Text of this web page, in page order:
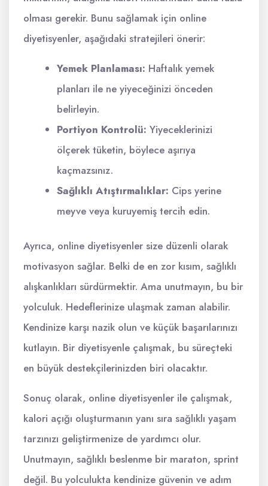
olması gerekir. Bunu sağlamak için online
diyetisyenler, aşağıdaki stratejileri önerir:
Yemek Planlaması: Haftalık yemek
planları ile ne yiyeceğinizi önceden
belirleyin.
Portiyon Kontrolü: Yiyeceklerinizi
ölçerek tüketin, böylece aşırıya
kaçmazsınız.
Sağlıklı Atıştırmalıklar: Cips yerine
meyve veya kuruyemiş tercih edin.
Ayrıca, online diyetisyenler size düzenli olarak
motivasyon sağlar. Belki de en zor kısım, sağlıklı
alışkanlıkları sürdürmektir. Ama unutmayın, bu bir
yolculuk. Hedeflerinize ulaşmak zaman alabilir.
Kendinize karşı nazik olun ve küçük başarılarınızı
kutlayın. Bir diyetisyenle çalışmak, bu süreçteki
en büyük destekçilerinizden biri olacaktır.
Sonuç olarak, online diyetisyenler ile çalışmak,
kalori açığı oluşturmanın yanı sıra sağlıklı yaşam
tarzınızı geliştirmenize de yardımcı olur.
Unutmayın, sağlıklı beslenme bir maraton, sprint
değil. Bu yolculukta kendinize güvenin ve adım